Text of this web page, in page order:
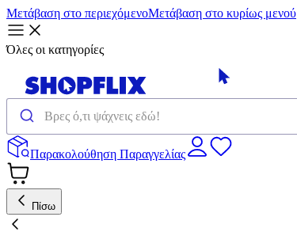
Μετάβαση στο περιεχόμενοΜετάβαση στο κυρίως μενού
Όλες οι κατηγορίες
Παρακολούθηση Παραγγελίας
Πίσω